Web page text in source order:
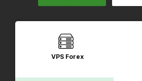
VPS Forex